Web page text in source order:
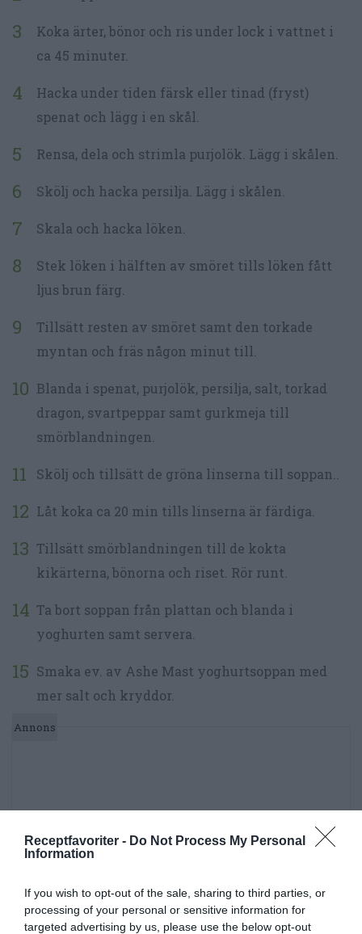
Receptfavoriter - Do Not Process My Personal
Information
If you wish to opt-out of the sale, sharing to third parties, or
processing of your personal or sensitive information for
targeted advertising by us, please use the below opt-out
Koka ärter, bönor och ris under lock i vattnet i
ca 45 minuter.
Hacka under tiden färsk eller tinad (fryst)
spenat och lägg i en skål.
Rensa, dela och strimla purjolök. Lägg i skålen.
Skölj och hacka persilja. Lägg i skålen.
Skala och hacka löken.
Stek löken i hälften av smöret tills löken fått
ljus brun färg.
Tillsätt resten av smöret samt den torkade
myntan och fräs någon minut till.
Blanda i spenat, purjolök, persilja, salt, torkad
dragon, svartpeppar samt gurkmeja till
smörblandningen.
Skölj och tillsätt de gröna linserna till soppan..
Låt koka ca 20 min tills linserna är färdiga.
Tillsätt smörblandningen till de kokta
kikärterna, bönorna och riset. Rör runt.
Ta bort soppan från plattan och blanda i
yoghurten samt servera.
Smaka ev. av Ashe Mast yoghurtsoppan med
mer salt och kryddor.